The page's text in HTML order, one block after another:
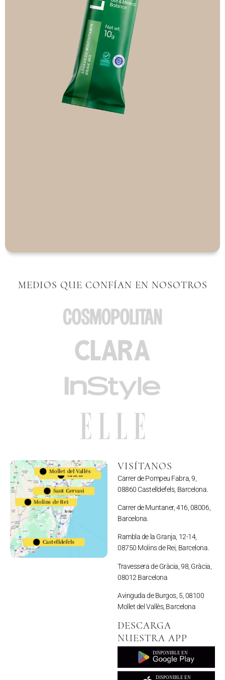
MEDIOS QUE CONFÍAN EN NOSOTROS
Gracia
Castelldefels
Sant Gervasi
691110052
Molins de Rei
Mollet del Vallès
623983794
VISÍTANOS
Carrer de Pompeu Fabra, 9,
08860 Castelldefels, Barcelona.
Carrer de Muntaner, 416, 08006,
Barcelona.
Rambla de la Granja, 12-14,
08750 Molins de Rei, Barcelona.
Travessera de Gràcia, 98, Gràcia,
08012 Barcelona
Avinguda de Burgos, 5, 08100
Mollet del Vallès, Barcelona
DESCARGA
NUESTRA APP